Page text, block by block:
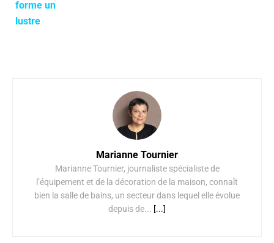
Marianne Tournier
Marianne Tournier, journaliste spécialiste de
l’équipement et de la décoration de la maison, connaît
bien la salle de bains, un secteur dans lequel elle évolue
depuis de... [...]